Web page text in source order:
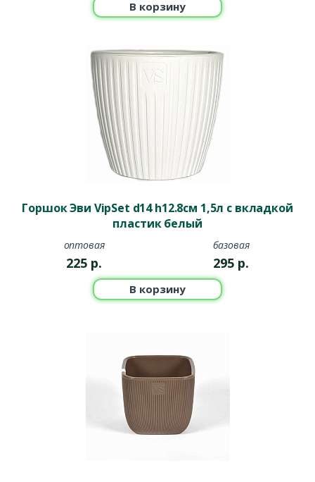
В корзину
Горшок Эви VipSet d14 h12.8см 1,5л с вкладкой
пластик белый
оптовая
225 р.
базовая
295 р.
В корзину